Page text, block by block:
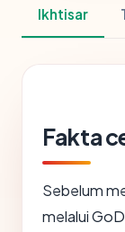
Ikhtisar
Fakta
Sebelum
melalui